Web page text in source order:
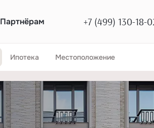
Партнёрам +7 (499) 130-18-
Ипотека Местоположение